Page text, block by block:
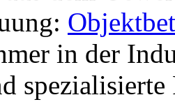
in der